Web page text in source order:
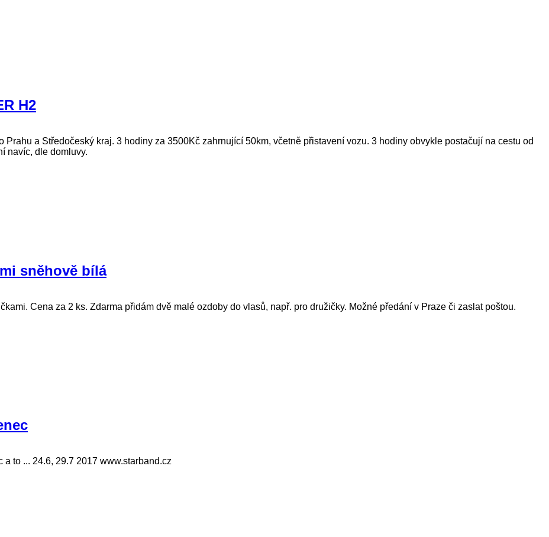
H2
a Středočeský kraj. 3 hodiny za 3500Kč zahrnující 50km, včetně přistavení vozu. 3 hodiny obvykle postačují na cestu od
navíc, dle domluvy.
sněhově bílá
Cena za 2 ks. Zdarma přidám dvě malé ozdoby do vlasů, např. pro družičky. Možné předání v Praze či zaslat poštou.
to ... 24.6, 29.7 2017 www.starband.cz